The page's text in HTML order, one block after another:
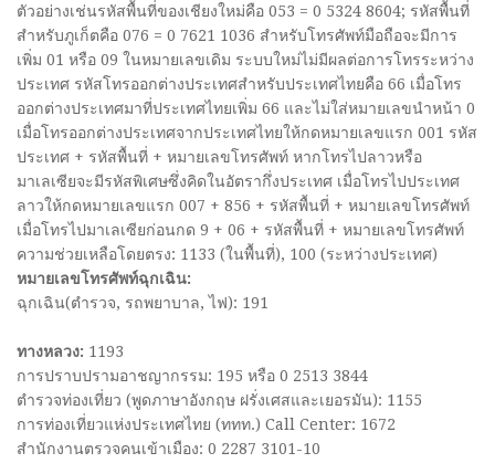
ตัวอย่างเช่นรหัสพื้นที่ของเชียงใหม่คือ 053 = 0 5324 8604; รหัสพื้นที่
สำหรับภูเก็ตคือ 076 = 0 7621 1036 สำหรับโทรศัพท์มือถือจะมีการ
เพิ่ม 01 หรือ 09 ในหมายเลขเดิม ระบบใหม่ไม่มีผลต่อการโทรระหว่าง
ประเทศ รหัสโทรออกต่างประเทศสำหรับประเทศไทยคือ 66 เมื่อโทร
ออกต่างประเทศมาที่ประเทศไทยเพิ่ม 66 และไม่ใส่หมายเลขนำหน้า 0
เมื่อโทรออกต่างประเทศจากประเทศไทยให้กดหมายเลขแรก 001 รหัส
ประเทศ + รหัสพื้นที่ + หมายเลขโทรศัพท์ หากโทรไปลาวหรือ
มาเลเซียจะมีรหัสพิเศษซึ่งคิดในอัตรากึ่งประเทศ เมื่อโทรไปประเทศ
ลาวให้กดหมายเลขแรก 007 + 856 + รหัสพื้นที่ + หมายเลขโทรศัพท์
เมื่อโทรไปมาเลเซียก่อนกด 9 + 06 + รหัสพื้นที่ + หมายเลขโทรศัพท์
ความช่วยเหลือโดยตรง: 1133 (ในพื้นที่), 100 (ระหว่างประเทศ)
หมายเลขโทรศัพท์ฉุกเฉิน:
ฉุกเฉิน(ตำรวจ, รถพยาบาล, ไฟ): 191
ทางหลวง: 1193
การปราบปรามอาชญากรรม: 195 หรือ 0 2513 3844
ตำรวจท่องเที่ยว (พูดภาษาอังกฤษ ฝรั่งเศสและเยอรมัน): 1155
การท่องเที่ยวแห่งประเทศไทย (ททท.) Call Center: 1672
สำนักงานตรวจคนเข้าเมือง: 0 2287 3101-10